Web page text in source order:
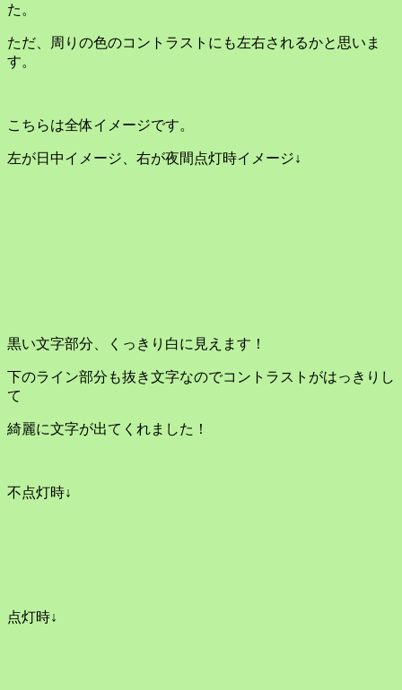
た。
ただ、周りの色のコントラストにも左右されるかと思いま
す。
こちらは全体イメージです。
左が日中イメージ、右が夜間点灯時イメージ↓
黒い文字部分、くっきり白に見えます！
下のライン部分も抜き文字なのでコントラストがはっきりし
て
綺麗に文字が出てくれました！
不点灯時↓
点灯時↓